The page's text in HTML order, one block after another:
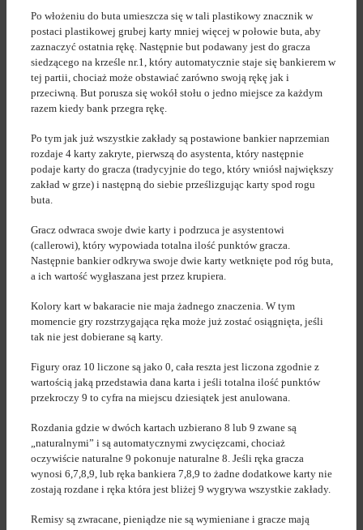
Po włożeniu do buta umieszcza się w tali plastikowy znacznik w
postaci plastikowej grubej karty mniej więcej w połowie buta, aby
zaznaczyć ostatnia rękę. Następnie but podawany jest do gracza
siedzącego na krześle nr.1, który automatycznie staje się bankierem w
tej partii, chociaż może obstawiać zarówno swoją rękę jak i
przeciwną. But porusza się wokół stołu o jedno miejsce za każdym
razem kiedy bank przegra rękę.
Po tym jak już wszystkie zakłady są postawione bankier naprzemian
rozdaje 4 karty zakryte, pierwszą do asystenta, który następnie
podaje karty do gracza (tradycyjnie do tego, który wniósł największy
zakład w grze) i następną do siebie prześlizgując karty spod rogu
buta.
Gracz odwraca swoje dwie karty i podrzuca je asystentowi
(callerowi), który wypowiada totalna ilość punktów gracza.
Następnie bankier odkrywa swoje dwie karty wetknięte pod róg buta,
a ich wartość wygłaszana jest przez krupiera.
Kolory kart w bakaracie nie maja żadnego znaczenia. W tym
momencie gry rozstrzygająca ręka może już zostać osiągnięta, jeśli
tak nie jest dobierane są karty.
Figury oraz 10 liczone są jako 0, cała reszta jest liczona zgodnie z
wartością jaką przedstawia dana karta i jeśli totalna ilość punktów
przekroczy 9 to cyfra na miejscu dziesiątek jest anulowana.
Rozdania gdzie w dwóch kartach uzbierano 8 lub 9 zwane są
„naturalnymi” i są automatycznymi zwycięzcami, chociaż
oczywiście naturalne 9 pokonuje naturalne 8. Jeśli ręka gracza
wynosi 6,7,8,9, lub ręka bankiera 7,8,9 to żadne dodatkowe karty nie
zostają rozdane i ręka która jest bliżej 9 wygrywa wszystkie zakłady.
Remisy są zwracane, pieniądze nie są wymieniane i gracze mają